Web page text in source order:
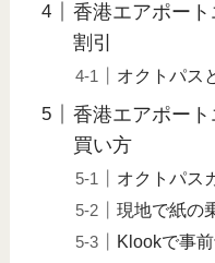
香港エアポー
割引
オクトパス
香港エアポー
買い方
オクトパス
現地で紙の
Klookで事